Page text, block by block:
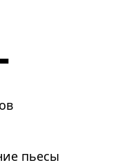
пьесы